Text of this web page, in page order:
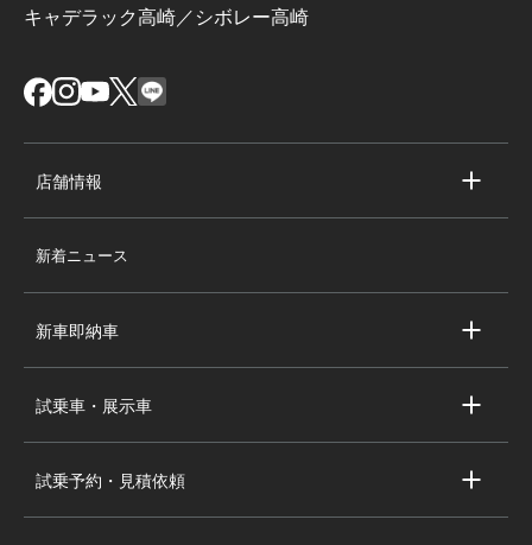
キャデラック高崎／シボレー高崎
店舗情報
スタッフ紹介
新着ニュース
新車即納車
シボレー新車即納車
試乗車・展示車
シボレー試乗車・展示車
試乗予約・見積依頼